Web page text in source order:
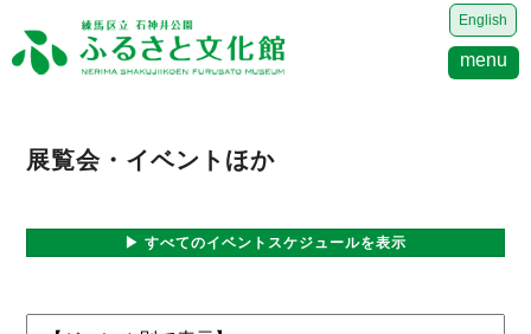
English
menu
展覧会・イベントほか
▶ すべてのイベントスケジュールを表示